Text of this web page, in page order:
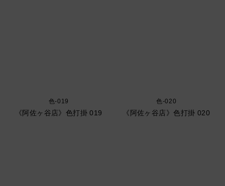
色-019
《阿佐ヶ谷店》色打掛 019
色-020
《阿佐ヶ谷店》色打掛 020